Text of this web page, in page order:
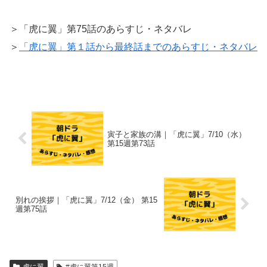
＞「虎に翼」第75話のあらすじ・ネタバレ
＞
「虎に翼」第１話から最終話までのあらすじ・ネタバレ
寅子と家族の溝｜「虎に翼」7/10（水）
第15週第73話
別れの挨拶｜「虎に翼」7/12（金） 第15
週第75話